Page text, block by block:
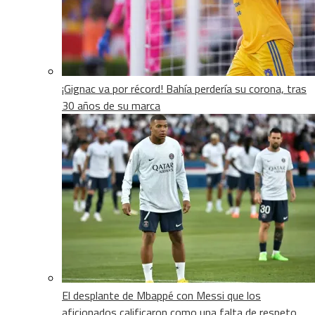
¡Gignac va por récord! Bahía perdería su corona, tras
30 años de su marca
El desplante de Mbappé con Messi que los